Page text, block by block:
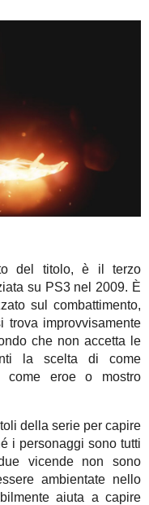
del titolo, è il terzo
su PS3 nel 2009. È
sul combattimento,
trova improvvisamente
che non accetta le
la scelta di come
come eroe o mostro
della serie per capire
i personaggi sono tutti
vicende non sono
ambientate nello
aiuta a capire